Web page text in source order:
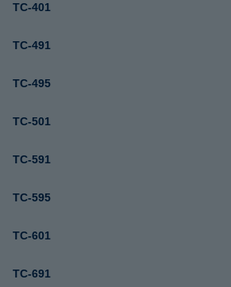
TC-401
TC-491
TC-495
TC-501
TC-591
TC-595
TC-601
TC-691